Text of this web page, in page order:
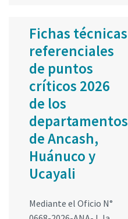
Fichas técnicas
referenciales
de puntos
críticos 2026
de los
departamentos
de Ancash,
Huánuco y
Ucayali
Mediante el Oficio N°